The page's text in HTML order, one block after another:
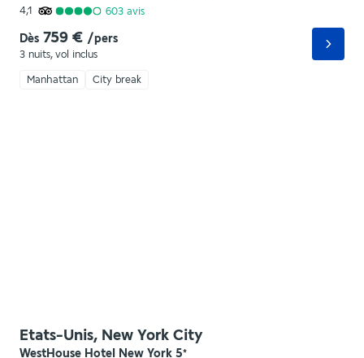
4,1
603 avis
Dès 759 € /pers
3 nuits, vol inclus
Manhattan City break
Etats-Unis, New York City
WestHouse Hotel New York 5*